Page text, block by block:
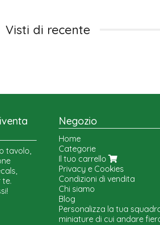
Visti di recente
tavolo,
te.
Negozio
Home
Categorie
Il tuo carrello
Privacy e Cookies
Condizioni di vendita
Chi siamo
Blog
Personalizza la tua
miniature di cui andare